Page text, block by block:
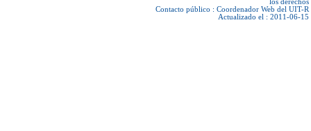
los derechos
Contacto público : Coordenador Web del UIT-R
Actualizado el : 2011-06-15